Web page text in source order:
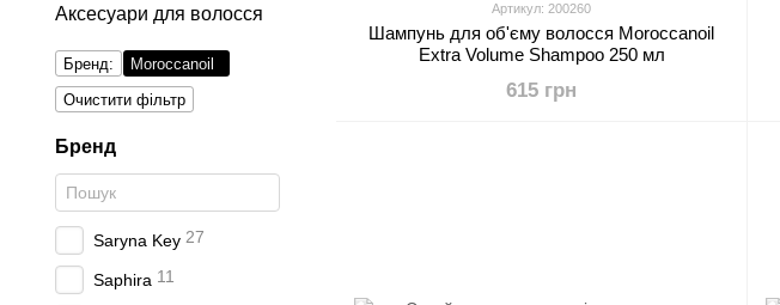
Артикул: 200260
Шампунь для об'єму волосся Moroccanoil
Extra Volume Shampoo 250 мл
615 грн
Аксесуари для волосся
Бренд:
Moroccanoil
Очистити фільтр
Бренд
Saryna Key 27
Saphira 11